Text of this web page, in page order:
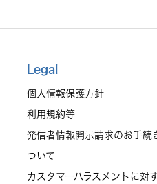
Legal
個人情報保護方針
利用規約等
発信者情報開示請求のお手続
ついて
カスタマーハラスメントに対